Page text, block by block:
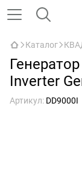
Каталог
Inverter
Артикул: DD9000I